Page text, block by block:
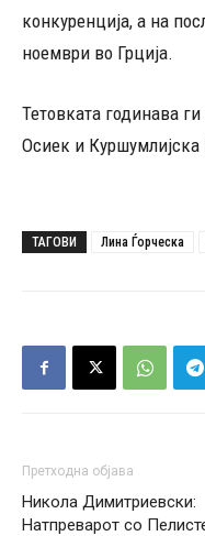
конкуренција, а на
ноември во Грција.
Тетовката годинава
Осиек и
ТАГОВИ Лина Ѓорческа
Претходна објава
Никола Димитриевски:
Натпреварот со